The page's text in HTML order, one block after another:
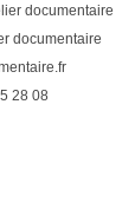
documentaire
documentaire
28 08